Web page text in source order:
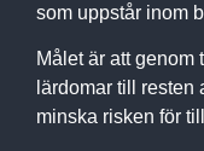
som uppstår inom
Målet är att genom
lärdomar till resten
minska risken för